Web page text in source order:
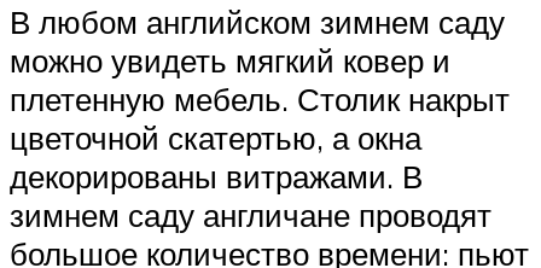
В любом английском зимнем саду
можно увидеть мягкий ковер и
плетенную мебель. Столик накрыт
цветочной скатертью, а окна
декорированы витражами. В
зимнем саду англичане проводят
большое количество времени: пьют